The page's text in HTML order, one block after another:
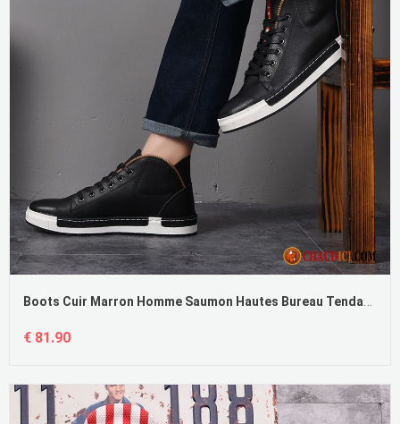
Boots Cuir Marron Homme Saumon Hautes Bureau Tendance Bottes Martin Angleterre
€ 81.90